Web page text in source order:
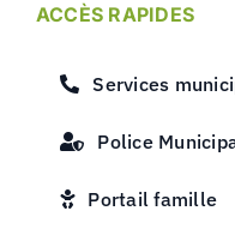
ACCÈS RAPIDES
Services
Police
Portail famille